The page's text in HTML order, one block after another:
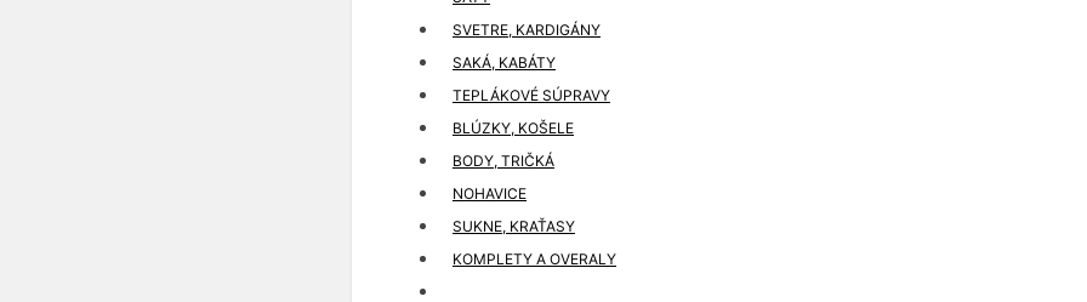
SVETRE, KARDIGÁNY
SAKÁ, KABÁTY
TEPLÁKOVÉ SÚPRAVY
BLÚZKY, KOŠELE
BODY, TRIČKÁ
NOHAVICE
SUKNE, KRAŤASY
KOMPLETY A OVERALY